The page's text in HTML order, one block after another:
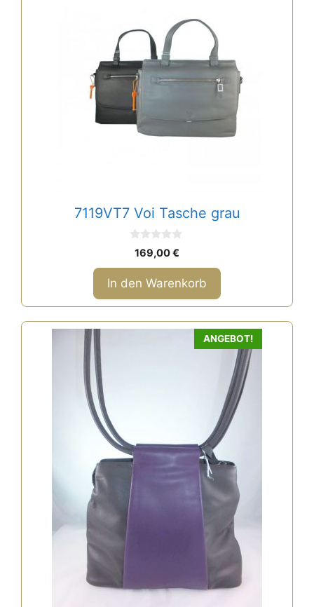
7119VT7 Voi Tasche grau
0
o
5
169,00€
In den Warenkorb
ANGEBOT!